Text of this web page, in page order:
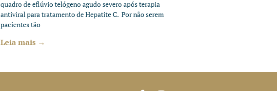
quadro de eflúvio telógeno agudo severo após terapia
antiviral para tratamento de Hepatite C. Por não serem
pacientes tão
Leia mais →